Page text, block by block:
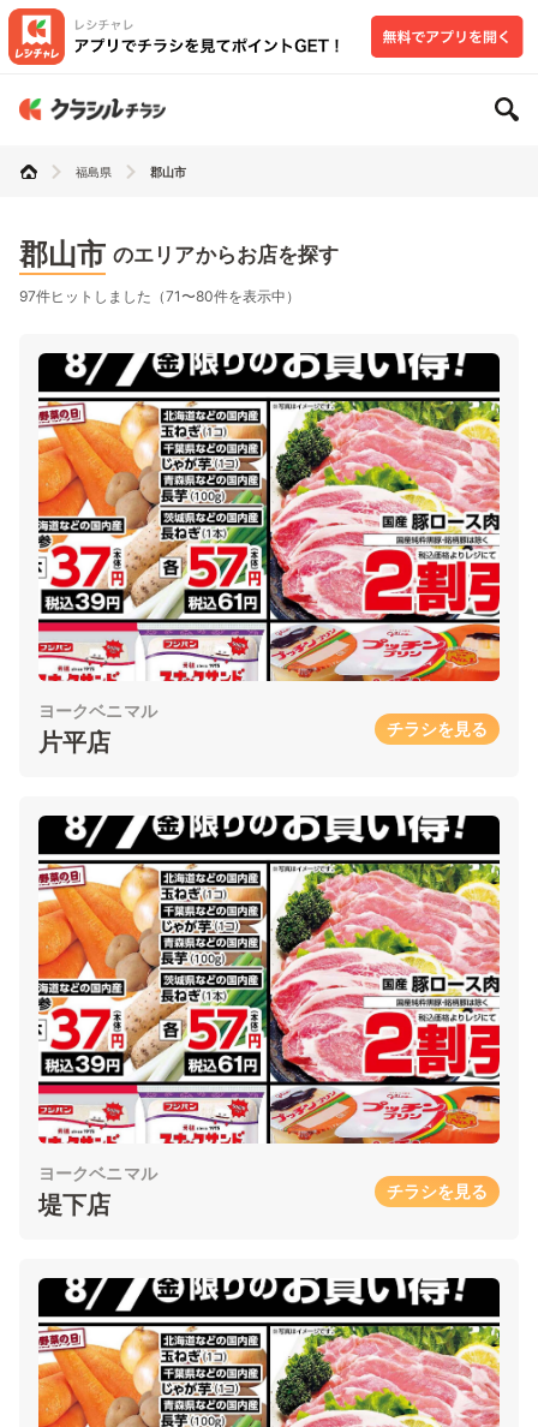
福島県 郡山市
郡山市 のエリアからお店を探す
97件ヒットしました（71〜80件を表示中）
ヨークベニマル
片平店 チラシを見る
ヨークベニマル
堤下店 チラシを見る